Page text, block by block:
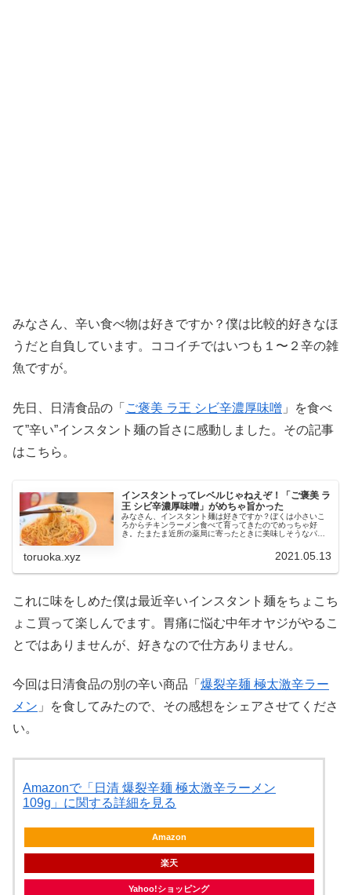
みなさん、辛い食べ物は好きですか？僕は比較的好きなほ
うだと自負しています。ココイチではいつも１〜２辛の雑
魚ですが。
先日、日清食品の「 ご褒美 ラ王 シビ辛濃厚味噌 」を食べ
て”辛い”インスタント麺の旨さに感動しました。その記事
はこちら。
インスタントってレベルじゃねえぞ！「ご褒美 ラ
王 シビ辛濃厚味噌」がめちゃ旨かった
みなさん、インスタント麺は好きですか？ぼくは小さいこ
ろからチキンラーメン食べて育ってきたのでめっちゃ好
き。たまたま近所の薬局に寄ったときに美味しそうなパッ
toruoka.xyz 2021.05.13
これに味をしめた僕は最近辛いインスタント麺をちょこち
ょこ買って楽しんでます。胃痛に悩む中年オヤジがやるこ
とではありませんが、好きなので仕方ありません。
今回は日清食品の別の辛い商品「 爆裂辛麺 極太激辛ラー
メン 」を食してみたので、その感想をシェアさせてくださ
い。
Amazonで「日清 爆裂辛麺 極太激辛ラーメン
109g」に関する詳細を見る
Amazon
楽天
Yahoo!ショッピング